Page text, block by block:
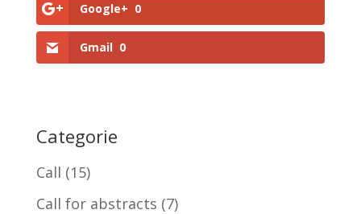
Google+ 0
Gmail 0
Categorie
Call (15)
Call for abstracts (7)